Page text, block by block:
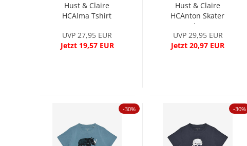
Hust & Claire
HCAlma Tshirt
UVP 27,95 EUR
Jetzt 19,57 EUR
Hust & Claire
HCAnton Skater
dog
Langarmshirt...
UVP 29,95 EUR
Jetzt 20,97 EUR
-30% -30%